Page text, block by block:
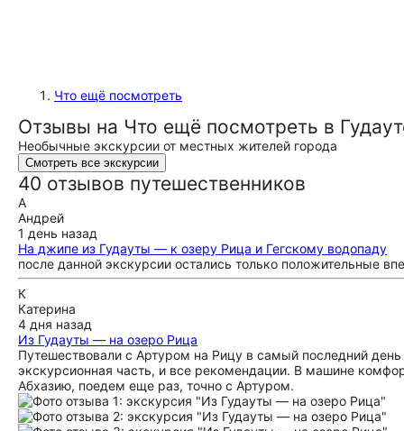
Что ещё посмотреть
Отзывы на Что ещё посмотреть в
Необычные экскурсии от местных жителей города
Смотреть все экскурсии
40 отзывов путешественников
А
Андрей
1 день назад
На джипе из Гудауты — к озеру Рица и Гегскому водопаду
после данной экскурсии остались только положительные
К
Катерина
4 дня назад
Из Гудауты — на озеро Рица
Путешествовали с Артуром на Рицу в самый последний
экскурсионная часть, и все рекомендации. В машине
Абхазию, поедем еще раз, точно с Артуром.